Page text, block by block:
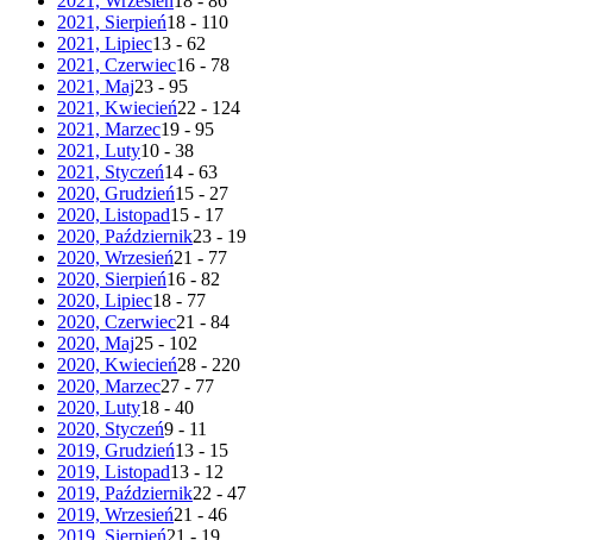
2021, Sierpień18 - 110
2021, Lipiec13 - 62
2021, Czerwiec16 - 78
2021, Maj23 - 95
2021, Kwiecień22 - 124
2021, Marzec19 - 95
2021, Luty10 - 38
2021, Styczeń14 - 63
2020, Grudzień15 - 27
2020, Listopad15 - 17
2020, Październik23 - 19
2020, Wrzesień21 - 77
2020, Sierpień16 - 82
2020, Lipiec18 - 77
2020, Czerwiec21 - 84
2020, Maj25 - 102
2020, Kwiecień28 - 220
2020, Marzec27 - 77
2020, Luty18 - 40
2020, Styczeń9 - 11
2019, Grudzień13 - 15
2019, Listopad13 - 12
2019, Październik22 - 47
2019, Wrzesień21 - 46
2019, Sierpień21 - 19